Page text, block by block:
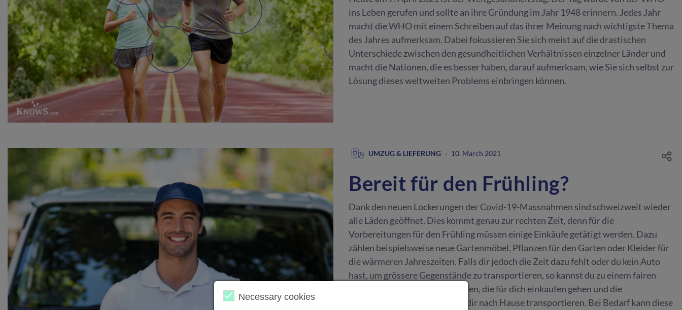
ins Leben gerufen und sollte an ihre Gründung im Jahr 1948 erinnern. Jedes Jahr
macht die WHO mit einem Schreiben auf das ihrer Meinung nach wichtigste Thema
des Jahres aufmerksam. Dabei fokussieren Sie sich meist auf die drastischen
Unterschiede zwischen den gesundheitlichen Verhältnissen einzelner Länder und
macht die Nationen, die es besser haben, darauf aufmerksam, wie Sie sich selbst zur
Lösung dieses weltweiten Problems einbringen können.
UMZUG & LIEFERUNG · 10. March 2021
Bereit für den Frühling?
Dank den neuen Lockerungen der Covid-19-Massnahmen sind schweizweit wieder
alle Läden geöffnet. Dies kommt genau zur rechten Zeit, denn für die
Vorbereitungen für den Frühling müssen einige Einkäufe getätigt werden. Dazu
zählen beispielsweise neue Gartenmöbel, Pflanzen für den Garten oder Kleider für
die wärmeren Jahreszeiten. Falls dir jedoch die Zeit dazu fehlt oder du kein Auto
hast, um grössere Gegenstände zu transportieren, so kannst du zu einem fairen
Preis Personen auf KnowS finden, die für dich einkaufen gehen und die
eingekauften Gegenstände zu dir nach Hause transportieren. Bei Bedarf kann diese
Necessary cookies